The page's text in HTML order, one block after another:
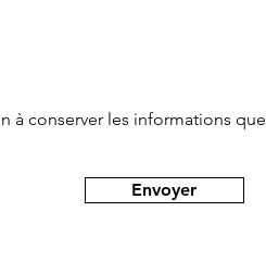
à conserver les informations que
Envoyer